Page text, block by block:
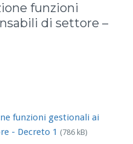
funzioni
di settore –
funzioni gestionali ai
- Decreto 1 (786 kB)